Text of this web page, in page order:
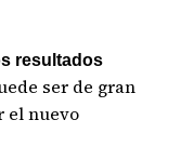
resultados
ser de gran
el nuevo